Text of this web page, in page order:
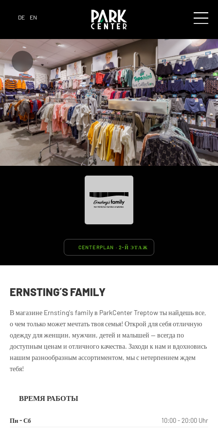
DE EN
CENTERPLAN · 2-Й ЭТАЖ
ERNSTING´S FAMILY
В магазине Ernsting's family в ParkCenter Treptow ты найдешь все,
о чем только может мечтать твоя семья! Открой для себя отличную
одежду для женщин, мужчин, детей и малышей — всегда по
доступным ценам и отличного качества. Заходи к нам и вдохновись
нашим разнообразным ассортиментом, мы с нетерпением ждем
тебя!
ВРЕМЯ РАБОТЫ
Пн - Сб 10:00 - 20:00 Uhr